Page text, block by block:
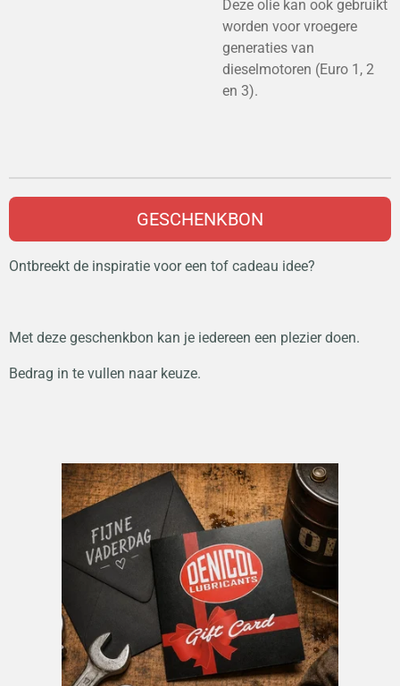
Deze olie kan ook gebruikt
worden voor vroegere
generaties van
dieselmotoren (Euro 1, 2
en 3).
GESCHENKBON
Ontbreekt de inspiratie voor een tof cadeau idee?
Met deze geschenkbon kan je iedereen een plezier doen.
Bedrag in te vullen naar keuze.